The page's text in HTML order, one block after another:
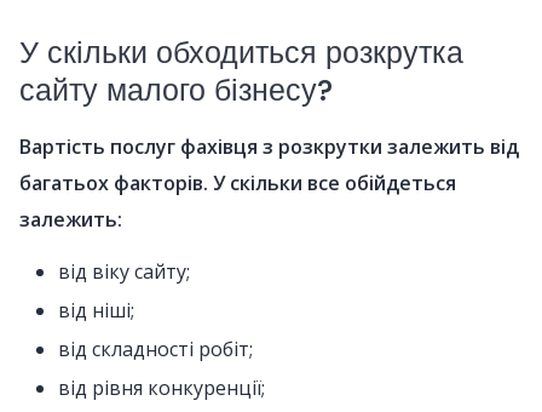
У скільки обходиться розкрутка
сайту малого бізнесу?
Вартість послуг фахівця з розкрутки залежить від
багатьох факторів. У скільки все обійдеться
залежить:
від віку сайту;
від ніші;
від складності робіт;
від рівня конкуренції;